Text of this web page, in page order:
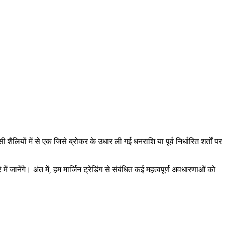
में से एक जिसे ब्रोकर के उधार ली गई धनराशि या पूर्व निर्धारित शर्तों पर
अंत में, हम मार्जिन ट्रेडिंग से संबंधित कई महत्वपूर्ण अवधारणाओं को